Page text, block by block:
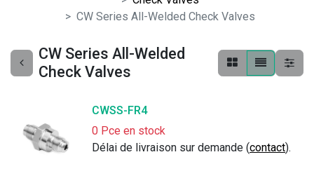
CW Series All-Welded Check Valves
CW Series All-Welded
Check Valves
CWSS-FR4
0 Pce en stock
Délai de livraison sur demande (contact).